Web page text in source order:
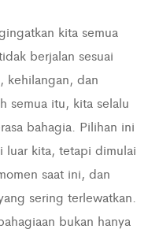
kita semua
berjalan sesuai
kehilangan, dan
semua itu, kita selalu
bahagia. Pilihan ini
kita, tetapi dimulai
saat ini, dan
sering terlewatkan.
bukan hanya